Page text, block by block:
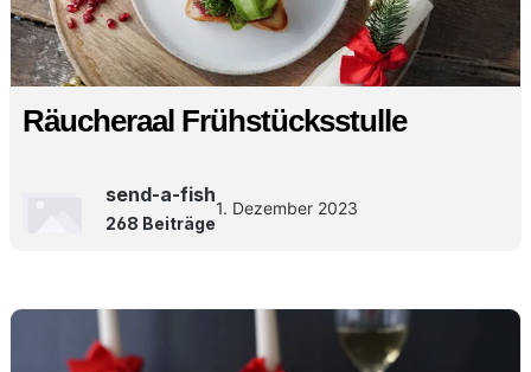
Räucheraal Frühstücksstulle
send-a-fish
268 Beiträge
1. Dezember 2023